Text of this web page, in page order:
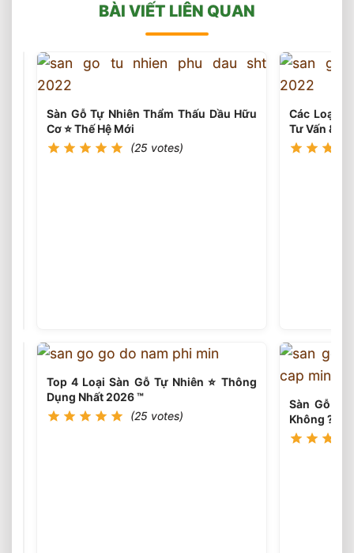
BÀI VIẾT LIÊN QUAN
Gỗ
Tự
2026
Sàn Gỗ Tự Nhiên Thẩm Thấu Dầu Hữu
Cơ ⭐️ Thế Hệ Mới
(25 votes)
Top 4 Loại Sàn Gỗ Tự Nhiên ⭐️ Thông
Dụng Nhất 2026 ™
(25 votes)
Các Loại
Tư Vấn &
Sàn Gỗ Tự
Không ?